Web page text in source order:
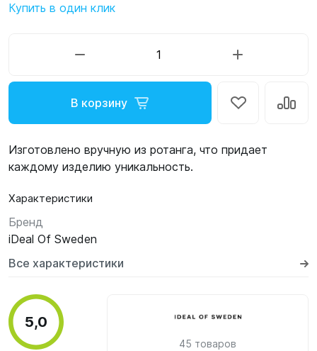
Купить в один клик
В корзину
Изготовлено вручную из ротанга, что придает
каждому изделию уникальность.
Характеристики
Бренд
iDeal Of Sweden
Все характеристики
5,0
45 товаров